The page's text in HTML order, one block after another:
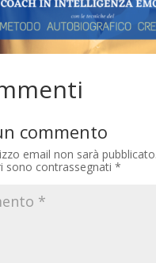
commento
email non sarà pubblicato.
sono contrassegnati*